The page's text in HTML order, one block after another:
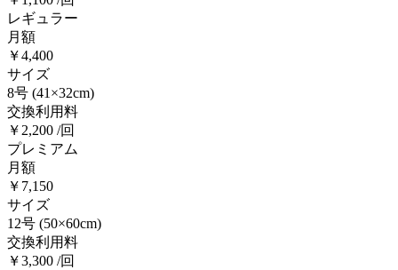
レギュラー
月額
￥4,400
サイズ
8号 (41×32cm)
交換利用料
￥2,200 /回
プレミアム
月額
￥7,150
サイズ
12号 (50×60cm)
交換利用料
￥3,300 /回